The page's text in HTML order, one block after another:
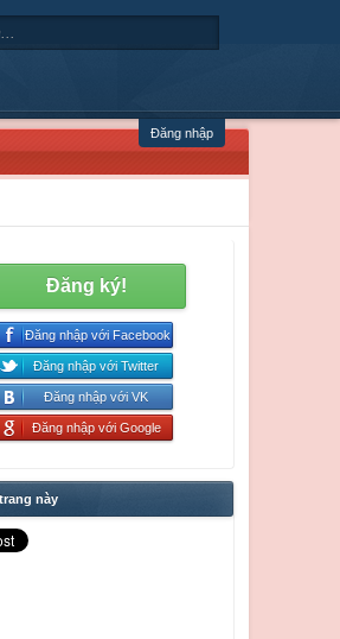
Đăng nhập
Đăng ký!
Đăng nhập với Facebook
Đăng nhập với Twitter
Đăng nhập với VK
Đăng nhập với Google
này